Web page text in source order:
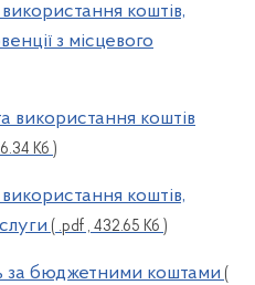
коштів,
з місцевого
використання коштів
Кб )
коштів,
( .pdf , 432.65 Кб )
за бюджетними коштами (